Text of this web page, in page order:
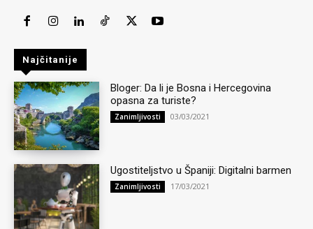
Najčitanije
Bloger: Da li je Bosna i Hercegovina
opasna za turiste?
Zanimljivosti 03/03/2021
Ugostiteljstvo u Španiji: Digitalni barmen
Zanimljivosti 17/03/2021